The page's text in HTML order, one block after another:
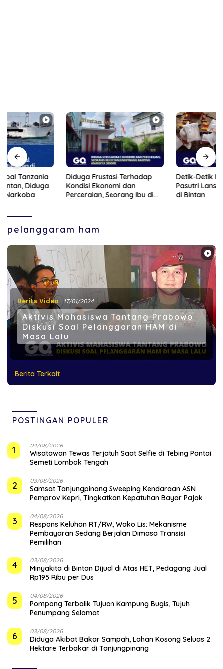
Diduga Frustasi Terhadap
Kondisi Ekonomi dan
Perceraian, Seorang Ibu di
Detik-Detik Polisi Bekuk
Pasutri Lansia Edarkan Sabu
di Bintan
pelanggaram ham
Berita Video 17/01/2024
Aktivis Mahasiswa Tantang Prabowo
Diskusi Soal Pelanggaran HAM di
Masa Lalu
Berita Terkait
POSTINGAN POPULER
1 04/08/2026
Wisatawan Tewas Terjatuh Saat Selfie di Tebing Pantai
Semeti Lombok Tengah
2 03/08/2026
Samsat Tanjungpinang Sweeping Kendaraan ASN
Pemprov Kepri, Tingkatkan Kepatuhan Bayar Pajak
3 04/08/2026
‎Respons Keluhan RT/RW, Wako Lis: Mekanisme
Pembayaran Sedang Berjalan Dimasa Transisi
Pemilihan
4 03/08/2026
Minyakita di Bintan Dijual di Atas HET, Pedagang Jual
Rp195 Ribu per Dus
5 04/08/2026
Pompong Terbalik Tujuan Kampung Bugis, Tujuh
Penumpang Selamat
6 03/08/2026
Diduga Akibat Bakar Sampah, Lahan Kosong Seluas 2
Hektare Terbakar di Tanjungpinang